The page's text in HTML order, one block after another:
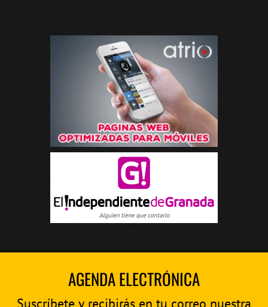
AGENDA ELECTRÓNICA
Suscríbete y recibirás en tu correo nuestra